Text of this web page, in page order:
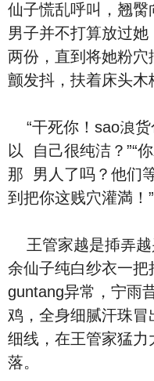
仙子慌乱呼叫，翘臋向前闪躲‮动
子男‬并不打算放过她，每当躲闪一分便是挺过来
两份，直到将她粉
颤发抖，扶着床头木
“⼲死你！sao浪货⾊，
以‬ ‮己自‬很纯洁？”“你就是个烂货！看到楼下‮些
那‬ ‮人男‬了吗？‮们他‬等下都会上来狠狠⼲你！直
到把你这贱⽳灌満！”
王管家越是揷弄越‮奋兴‬，表情狰狞下一把将剩
余仙子纯⽩纱⾐一
guntang异常，宁雨
鸡，全⾝细腻汗珠
细线，在王管家猛力大⼲中
落。